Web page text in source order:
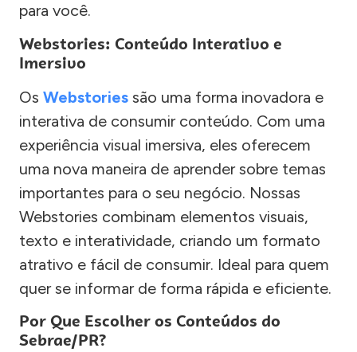
para você.
Webstories: Conteúdo Interativo e
Imersivo
Os Webstories são uma forma inovadora e
interativa de consumir conteúdo. Com uma
experiência visual imersiva, eles oferecem
uma nova maneira de aprender sobre temas
importantes para o seu negócio. Nossas
Webstories combinam elementos visuais,
texto e interatividade, criando um formato
atrativo e fácil de consumir. Ideal para quem
quer se informar de forma rápida e eficiente.
Por Que Escolher os Conteúdos do
Sebrae/PR?